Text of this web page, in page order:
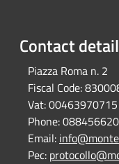
Contact
Piazza Roma n. 2
Fiscal Code:
Vat:00463970715
Phone:
Email:
Pec: